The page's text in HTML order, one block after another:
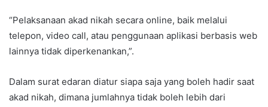
“Pelaksanaan akad nikah secara online, baik melalui
telepon, video call, atau penggunaan aplikasi berbasis web
lainnya tidak diperkenankan,”.
Dalam surat edaran diatur siapa saja yang boleh hadir saat
akad nikah, dimana jumlahnya tidak boleh lebih dari